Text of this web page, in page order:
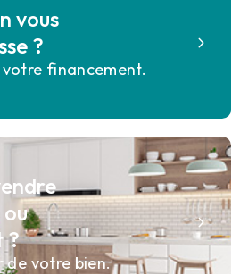
vous
?
votre financement.
?
de votre bien.